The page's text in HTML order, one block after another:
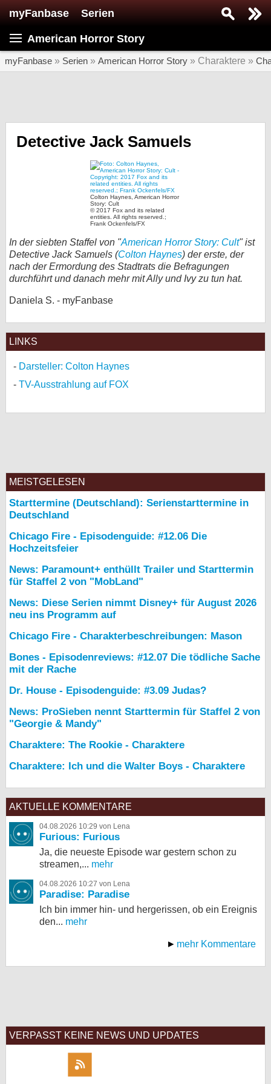
myFanbase Serien
American Horror Story
myFanbase » Serien » American Horror Story » Charaktere »
Detective Jack Samuels
Colton Haynes, American Horror
Story: Cult
© 2017 Fox and its related
entities. All rights reserved.;
Frank Ockenfels/FX
In der siebten Staffel von "American Horror Story: Cult" ist
Detective Jack Samuels (Colton Haynes) der erste, der
nach der Ermordung des Stadtrats die Befragungen
durchführt und danach mehr mit Ally und Ivy zu tun hat.
Daniela S. - myFanbase
LINKS
Darsteller: Colton Haynes
TV-Ausstrahlung auf FOX
MEISTGELESEN
Starttermine (Deutschland): Serienstarttermine in
Deutschland
Chicago Fire - Episodenguide: #12.06 Die
Hochzeitsfeier
News: Paramount+ enthüllt Trailer und Starttermin
für Staffel 2 von "MobLand"
News: Diese Serien nimmt Disney+ für August 2026
neu ins Programm auf
Chicago Fire - Charakterbeschreibungen: Mason
Bones - Episodenreviews: #12.07 Die tödliche Sache
mit der Rache
Dr. House - Episodenguide: #3.09 Judas?
News: ProSieben nennt Starttermin für Staffel 2 von
"Georgie & Mandy"
Charaktere: The Rookie - Charaktere
Charaktere: Ich und die Walter Boys - Charaktere
AKTUELLE KOMMENTARE
04.08.2026 10:29 von Lena
Furious: Furious
Ja, die neueste Episode war gestern schon zu
streamen,... mehr
04.08.2026 10:27 von Lena
Paradise: Paradise
Ich bin immer hin- und hergerissen, ob ein Ereignis
den... mehr
mehr Kommentare
VERPASST KEINE NEWS UND UPDATES
Home
SERIEN
KULTUR
Specials
SERVICE
Forum
Kontakt
Nutzungsbedingungen
myFanbase